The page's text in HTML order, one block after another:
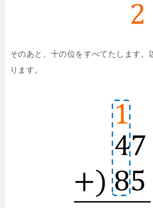
そのあと、十の位をすべてたします。
ります。